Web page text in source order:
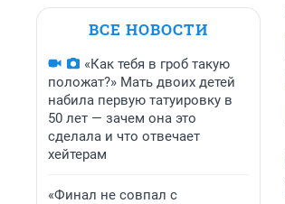
ВСЕ НОВОСТИ
«Как тебя в гроб такую
положат?» Мать двоих детей
набила первую татуировку в
50 лет — зачем она это
сделала и что отвечает
хейтерам
«Финал не совпал с